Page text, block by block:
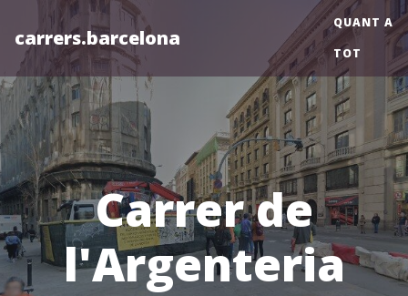
carrers.barcelona
QUANT A
TOT
Carrer de
l'Argenteria